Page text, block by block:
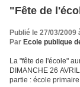
"Fête de
Publié le 27/03/2009
Par Ecole publique
La "fête de l'école"
DIMANCHE 26
partie : école